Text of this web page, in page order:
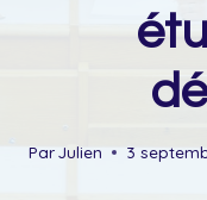
ParJulien 3